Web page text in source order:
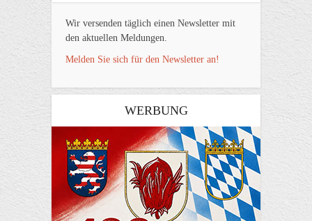
Wir versenden täglich einen Newsletter mit
den aktuellen Meldungen.
Melden Sie sich für den Newsletter an!
WERBUNG